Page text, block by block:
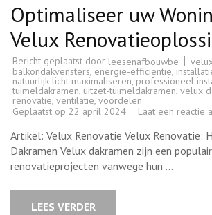
Optimaliseer uw
Velux
Bericht geplaatst door leesenafbouwbe
balkondakvensters, energie-efficiëntie,
natuurlijk licht maximaliseren, professioneel
tuimeldakramen, uitzet-tuimeldakramen, velux
renovatie, ventilatie, voordelen
Geplaatst op 22 april 2024 Laat een reactie
Artikel: Velux Renovatie Velux Renovatie:
Dakramen Velux dakramen zijn een
renovatieprojecten vanwege hun …
LEES VERDER